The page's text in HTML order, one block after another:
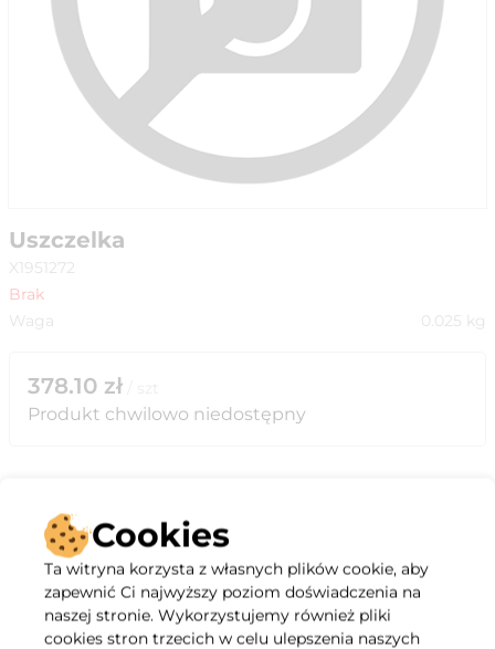
Uszczelka
X1951272
Brak
Waga
0.025 kg
378.10 zł
Produkt chwilowo niedostępny
Opis
Specyfikacja
Cookies
Ta witryna korzysta z własnych plików cookie, aby
zapewnić Ci najwyższy poziom doświadczenia na
naszej stronie. Wykorzystujemy również pliki
cookies stron trzecich w celu ulepszenia naszych